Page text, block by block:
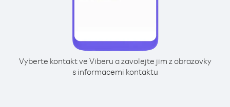
Vyberte kontakt ve Viberu a zavolejte jim z obrazovky
s informacemi kontaktu